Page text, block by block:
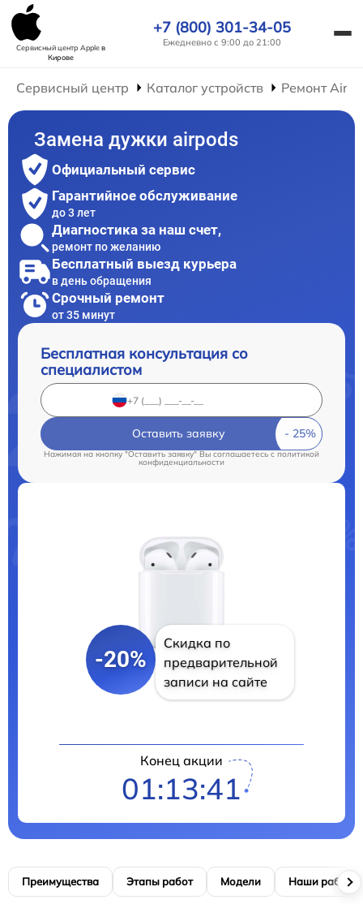
Сервисный центр Appleв
Кирове
+7 (800) 301-34-05
Ежедневно с 9:00 до 21:00
Сервисный центр Каталог устройств Ремонт
Замена дужки airpods
Официальный сервис
Гарантийное обслуживание
до 3 лет
Диагностика за наш счет,
ремонт по желанию
Бесплатный выезд курьера
в день обращения
Срочный ремонт
от 35 минут
Бесплатная консультация со
специалистом
Оставить заявку
Нажимая на кнопку "Оставить заявку" Вы соглашаетесь cполитикой
конфиденциальности
-20%
Скидка по
предварительной
записи на сайте
Конец акции
01:13:40
Преимущества Этапы работ Модели Наши работы